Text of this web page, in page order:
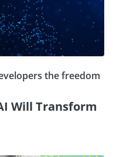
the freedom
Will Transform